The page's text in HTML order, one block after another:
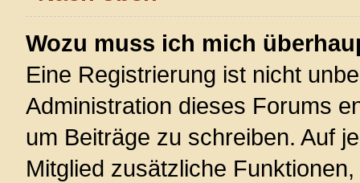
Wozu muss ich mich
Eine Registrierung ist nicht
Administration dieses Forums
um Beiträge zu schreiben. Auf
Mitglied zusätzliche